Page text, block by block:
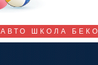
АВТО ШКОЛА БЕКО